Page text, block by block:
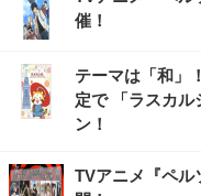
催！
テーマは「和」
定で 「ラスカル
ン！
TVアニメ『ペ